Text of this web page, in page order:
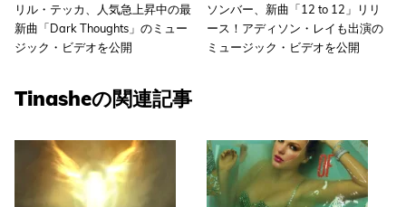
リル・テッカ、人気急上昇中の最
新曲「Dark Thoughts」のミュー
ジック・ビデオを公開
ソンバー、新曲「12 to 12」リリ
ース！アディソン・レイも出演の
ミュージック・ビデオを公開
Tinasheの関連記事